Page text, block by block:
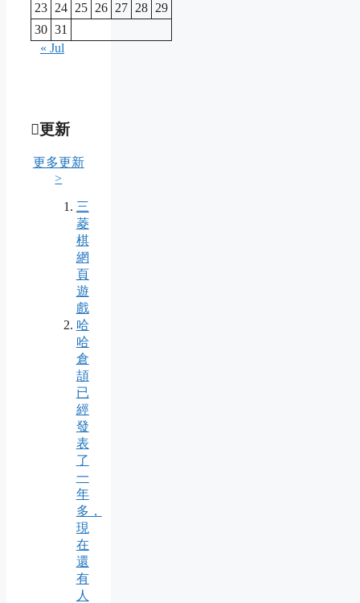
23 24 25 26 27 28 29
30 31
« Jul
更新
更多更新
>
三
菱
棋
網
頁
遊
戲
哈
哈
倉
頡
已
經
發
表
了
一
年
多，
現
在
還
有
人